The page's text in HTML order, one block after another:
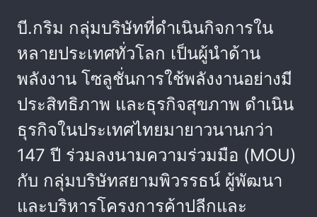
บี.กริม กลุ่มบริษัทที่ดำเนินกิจการใน
หลายประเทศทั่วโลก เป็นผู้นำด้าน
พลังงาน โซลูชั่นการใช้พลังงานอย่างมี
ประสิทธิภาพ และธุรกิจสุขภาพ ดำเนิน
ธุรกิจในประเทศไทยมายาวนานกว่า
147 ปี ร่วมลงนามความร่วมมือ (MOU)
กับ กลุ่มบริษัทสยามพิวรรธน์ ผู้พัฒนา
และบริหารโครงการค้าปลีกและ